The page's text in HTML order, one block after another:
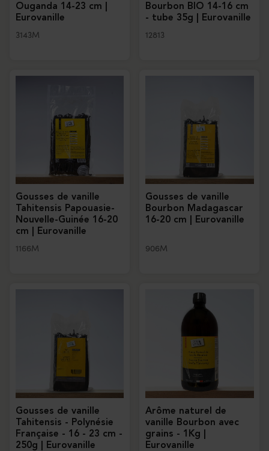
Ouganda 14-23 cm |
Eurovanille
3143M
Bourbon BIO 14-16 cm
- tube 35g | Eurovanille
12813
Gousses de vanille
Tahitensis Papouasie-
Nouvelle-Guinée 16-20
cm | Eurovanille
1166M
Gousses de vanille
Bourbon Madagascar
16-20 cm | Eurovanille
906M
Gousses de vanille
Tahitensis - Polynésie
Française - 16 - 23 cm -
250g | Eurovanille
Arôme naturel de
vanille Bourbon avec
grains - 1Kg |
Eurovanille